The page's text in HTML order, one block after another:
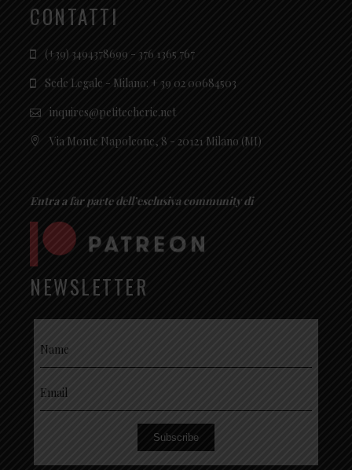
CONTATTI
(+39) 3494378699 - 376 1365 767
Sede Legale - Milano: + 39 02 00684503
inquires@petitecherie.net
Via Monte Napoleone, 8 - 20121 Milano (MI)
Entra a far parte dell’esclusiva community di
NEWSLETTER
Subscribe